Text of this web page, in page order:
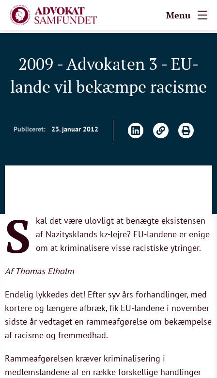
Menu
2009 - Advokaten 3 - EU-
lande vil bekæmpe racisme
Publiceret: 23. januar 2012
S
kal det være ulovligt at benægte eksistensen
af Nazitysklands kz-lejre? EU-landene er enige
om at kriminalisere visse racistiske ytringer.
Af Thomas Elholm
Endelig lykkedes det! Efter syv års forhandlinger, med
kortere og længere afbræk, fik EU-landene i november
sidste år vedtaget en rammeafgørelse om bekæmpelse
af racisme og fremmedhad.
Rammeafgørelsen kræver kriminalisering i
medlemslandene af en række forskellige handlinger